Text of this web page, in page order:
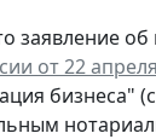
заявление
от 22